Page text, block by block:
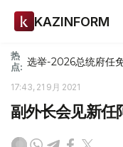
KAZINFORM
热
点: 选举-2026总统府任
17:43, 21 9月 2021
副外长会见新任